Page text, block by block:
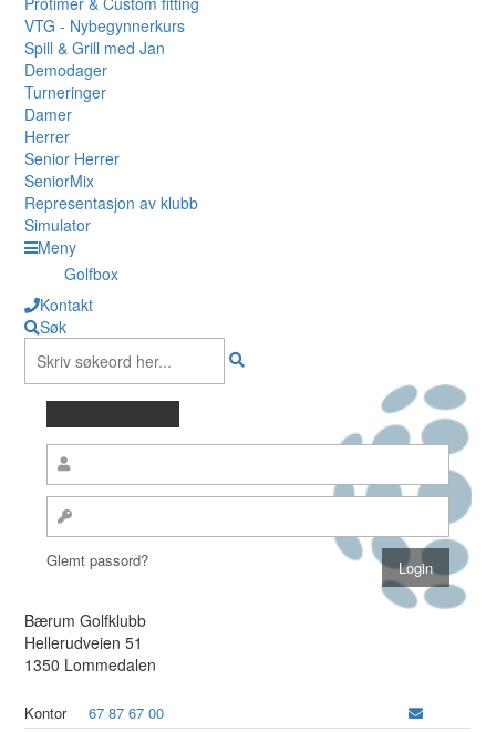
VTG - Nybegynnerkurs
Spill & Grill med Jan
Demodager
Turneringer
Damer
Herrer
Senior Herrer
SeniorMix
Representasjon av klubb
Simulator
Meny
Golfbox
Kontakt
Søk
Glemt passord?
Bærum Golfklubb
Hellerudveien 51
1350 Lommedalen
Kontor
67 87 67 00